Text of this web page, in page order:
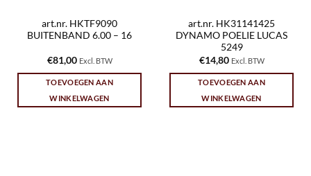
art.nr. HKTF9090
BUITENBAND 6.00 – 16
€81,00 Excl. BTW
TOEVOEGEN AAN
WINKELWAGEN
art.nr. HK31141425
DYNAMO POELIE LUCAS
5249
€14,80 Excl. BTW
TOEVOEGEN AAN
WINKELWAGEN